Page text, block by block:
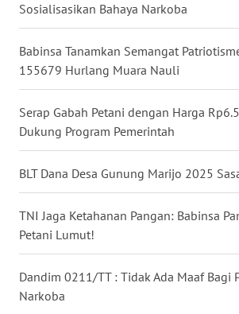
Sosialisasikan Bahaya Narkoba
Babinsa Tanamkan Semangat
155679 Hurlang Muara Nauli
Serap Gabah Petani dengan Harga
Dukung Program Pemerintah
BLT Dana Desa Gunung Marijo 2025
TNI Jaga Ketahanan Pangan: Babinsa
Petani Lumut!
Dandim 0211/TT : Tidak Ada Maaf Bagi
Narkoba
WN
WN
MALUKU
WN
MALUT
WN
DAIRI
WN
DANAU
TOBA